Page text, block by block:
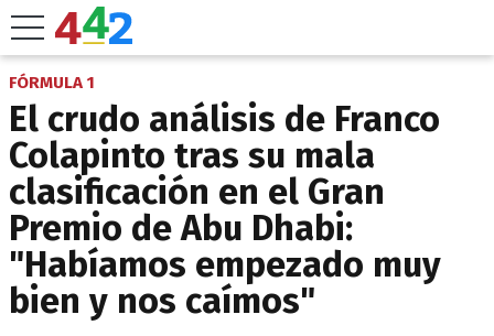
FÓRMULA 1
El crudo análisis de Franco
Colapinto tras su mala
clasificación en el Gran
Premio de Abu Dhabi:
"Habíamos empezado muy
bien y nos caímos"